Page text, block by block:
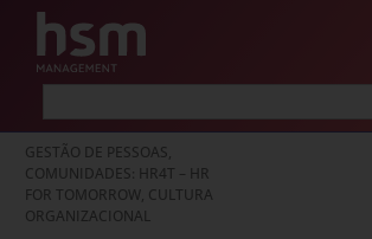
GESTÃO DE PESSOAS,
COMUNIDADES: HR4T – HR
FOR TOMORROW, CULTURA
ORGANIZACIONAL